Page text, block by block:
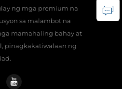
ng mga premium na
sa malambot na
mamahaling bahay at
pinagkakatiwalaan ng